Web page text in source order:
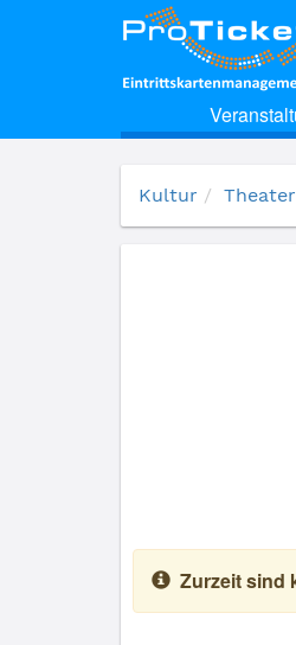
(14467) Nur die Harten kommen in
Kultur Theater
Zurzeit sind